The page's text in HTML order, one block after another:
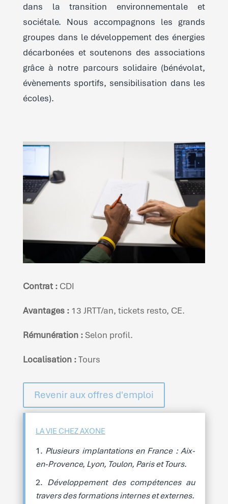
dans la transition environnementale et
sociétale. Nous accompagnons les grands
groupes dans le développement des énergies
décarbonées et soutenons des associations
grâce à notre parcours solidaire (bénévolat,
évènements sportifs, sensibilisation dans les
écoles).
Contrat :CDI
Avantages :13 JRTT/an, tickets resto, CE.
Rémunération :Selon profil.
Localisation :Tours
Revenir aux offres d'emploi
LA VIE CHEZ AXONE
Plusieurs implantations en France : Aix-
en-Provence, Lyon, Toulon, Paris et Tours.
Développement des compétences au
travers des formations internes et externes.